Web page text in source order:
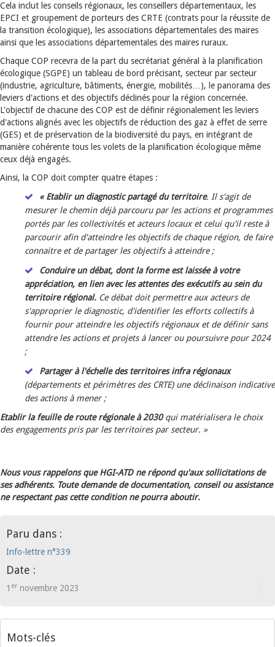
Cela inclut les conseils régionaux, les conseillers départementaux, les
EPCI et groupement de porteurs des CRTE (contrats pour la réussite de
la transition écologique), les associations départementales des maires
ainsi que les associations départementales des maires ruraux.
Chaque COP recevra de la part du secrétariat général à la planification
écologique (SGPE) un tableau de bord précisant, secteur par secteur
(industrie, agriculture, bâtiments, énergie, mobilités…), le panorama des
leviers d'actions et des objectifs déclinés pour la région concernée.
L'objectif de chacune des COP est de définir régionalement les leviers
d'actions alignés avec les objectifs de réduction des gaz à effet de serre
(GES) et de préservation de la biodiversité du pays, en intégrant de
manière cohérente tous les volets de la planification écologique même
ceux déjà engagés.
Ainsi, la COP doit compter quatre étapes :
« Etablir un diagnostic partagé du territoire. Il s'agit de
mesurer le chemin déjà parcouru par les actions et programmes
portés par les collectivités et acteurs locaux et celui qu'il reste à
parcourir afin d'atteindre les objectifs de chaque région, de faire
connaitre et de partager les objectifs à atteindre ;
Conduire un débat, dont la forme est laissée à votre
appréciation, en lien avec les attentes des exécutifs au sein du
territoire régional. Ce débat doit permettre aux acteurs de
s'approprier le diagnostic, d'identifier les efforts collectifs à
fournir pour atteindre les objectifs régionaux et de définir sans
attendre les actions et projets à lancer ou poursuivre pour 2024
;
Partager à l'échelle des territoires infra régionaux
(départements et périmètres des CRTE) une déclinaison indicative
des actions à mener ;
Etablir la feuille de route régionale à 2030qui matérialisera le choix
des engagements pris par les territoires par secteur. »
Nous vous rappelons que HGI-ATD ne répond qu'aux sollicitations de
ses adhérents. Toute demande de documentation, conseil ou assistance
ne respectant pas cette condition ne pourra aboutir.
Paru dans :
Info-lettre n°339
Date :
1 er novembre 2023
Mots-clés